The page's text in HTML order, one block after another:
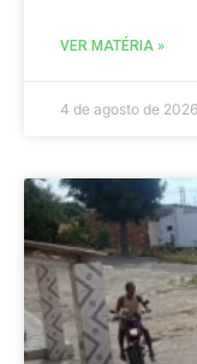
VER MATÉRIA »
4 de agosto de 2026